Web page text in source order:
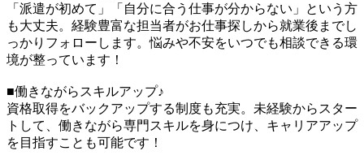
「派遣が初めて」「自分に合う仕事が分からない」という方
も大丈夫。経験豊富な担当者がお仕事探しから就業後までし
っかりフォローします。悩みや不安をいつでも相談できる環
境が整っています！
■働きながらスキルアップ♪
資格取得をバックアップする制度も充実。未経験からスター
トして、働きながら専門スキルを身につけ、キャリアアップ
を目指すことも可能です！